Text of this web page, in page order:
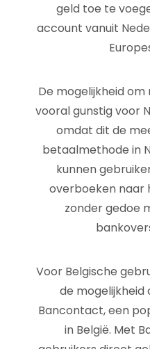
geld toe te
account vanuit
De mogelijkheid om
vooral gunstig voor
omdat dit de
betaalmethode in
kunnen
overboeken naar
zonder gedoe
Voor Belgische
de
Bancontact, een
in België. Met